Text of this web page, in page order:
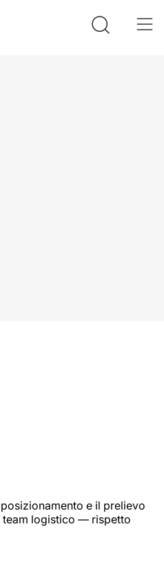
e il prelievo
team logistico — rispetto